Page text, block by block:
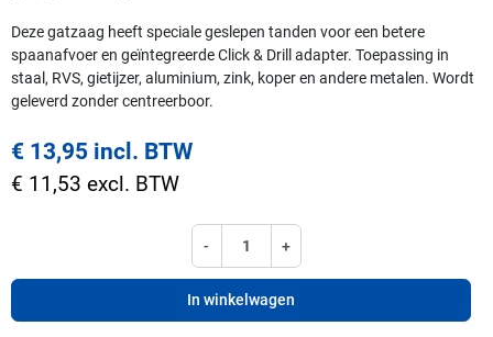
Deze gatzaag heeft speciale geslepen tanden voor een betere
spaanafvoer en geïntegreerde Click & Drill adapter. Toepassing in
staal, RVS, gietijzer, aluminium, zink, koper en andere metalen. Wordt
geleverd zonder centreerboor.
€ 13,95 incl. BTW
€ 11,53 excl. BTW
- +
In winkelwagen